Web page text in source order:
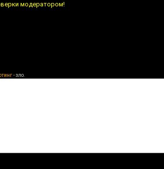
модератором!
- зло.